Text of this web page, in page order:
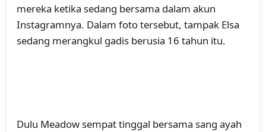
mereka ketika sedang bersama dalam akun
Instagramnya. Dalam foto tersebut, tampak Elsa
sedang merangkul gadis berusia 16 tahun itu.
Dulu Meadow sempat tinggal bersama sang ayah